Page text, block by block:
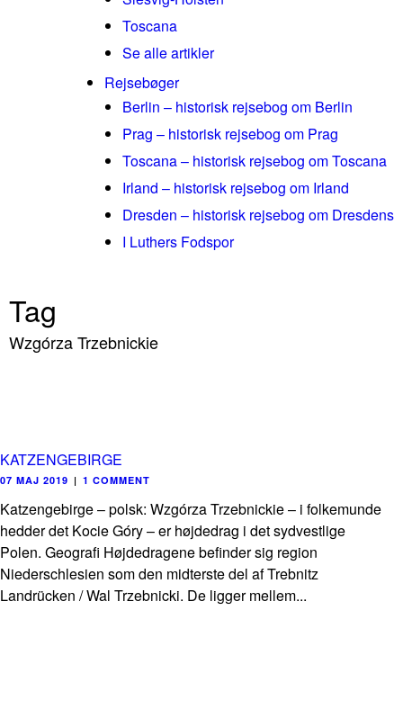
Toscana
Se alle artikler
Rejsebøger
Berlin – historisk rejsebog om Berlin
Prag – historisk rejsebog om Prag
Toscana – historisk rejsebog om Toscana
Irland – historisk rejsebog om Irland
Dresden – historisk rejsebog om Dresdens
I Luthers Fodspor
Tag
Wzgórza Trzebnickie
KATZENGEBIRGE
07 MAJ 2019 | 1 COMMENT
Katzengebirge – polsk: Wzgórza Trzebnickie – i folkemunde
hedder det Kocie Góry – er højdedrag i det sydvestlige
Polen. Geografi Højdedragene befinder sig region
Niederschlesien som den midterste del af Trebnitz
Landrücken / Wal Trzebnicki. De ligger mellem...